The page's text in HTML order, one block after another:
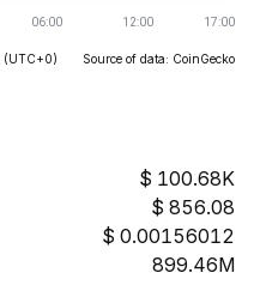
(UTC+0) Source of data: CoinGecko
100.68K
856.08
0.00156012
899.46M